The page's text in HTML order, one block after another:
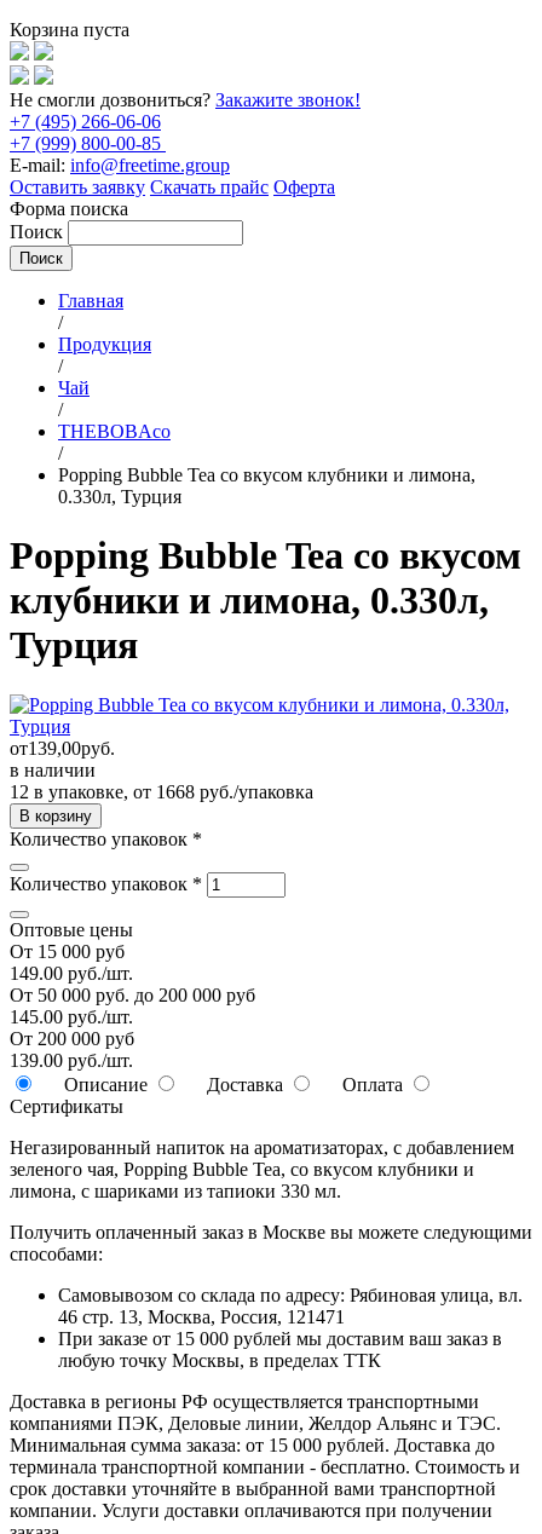
Корзина пуста
Не смогли дозвониться? Закажите звонок!
+7 (495) 266-06-06
+7 (999) 800-00-85
E-mail: info@freetime.group
Оставить заявку Скачать прайс Оферта
Форма поиска
Поиск
Главная
/
Продукция
/
Чай
/
THEBOBAco
/
Popping Bubble Tea со вкусом клубники и лимона,
0.330л, Турция
Popping Bubble Tea со вкусом
клубники и лимона, 0.330л,
Турция
от139,00руб.
в наличии
12 в упаковке, от 1668 руб./упаковка
Количество упаковок *
Количество упаковок *
Оптовые цены
От 15 000 руб
149.00 руб./шт.
От 50 000 руб. до 200 000 руб
145.00 руб./шт.
От 200 000 руб
139.00 руб./шт.
Описание
Доставка
Оплата
Сертификаты
Негазированный напиток на ароматизаторах, с добавлением
зеленого чая, Popping Bubble Tea, со вкусом клубники и
лимона, с шариками из тапиоки 330 мл.
Получить оплаченный заказ в Москве вы можете следующими
способами:
Самовывозом со склада по адресу: Рябиновая улица, вл.
46 стр. 13, Москва, Россия, 121471
При заказе от 15 000 рублей мы доставим ваш заказ в
любую точку Москвы, в пределах ТТК
Доставка в регионы РФ осуществляется транспортными
компаниями ПЭК, Деловые линии, Желдор Альянс и ТЭС.
Минимальная сумма заказа: от 15 000 рублей. Доставка до
терминала транспортной компании - бесплатно. Стоимость и
срок доставки уточняйте в выбранной вами транспортной
компании. Услуги доставки оплачиваются при получении